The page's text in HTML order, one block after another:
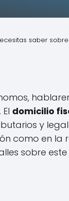
saber
domicilio
y
como en la
sobre